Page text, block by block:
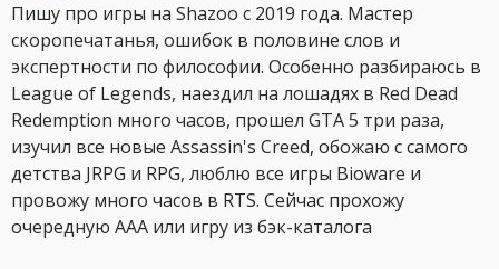
Пишу про игры на Shazoo с 2019 года. Мастер
скоропечатанья, ошибок в половине слов и
экспертности по философии. Особенно разбираюсь в
League of Legends, наездил на лошадях в Red Dead
Redemption много часов, прошел GTA 5 три раза,
изучил все новые Assassin's Creed, обожаю с самого
детства JRPG и RPG, люблю все игры Bioware и
провожу много часов в RTS. Сейчас прохожу
очередную AAA или игру из бэк-каталога